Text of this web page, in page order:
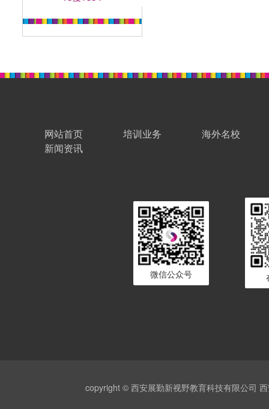
网站首页 培训业务
海外名校
新闻资讯
微信公众号
copyright © 西安展勤新视野教育科技有限公司